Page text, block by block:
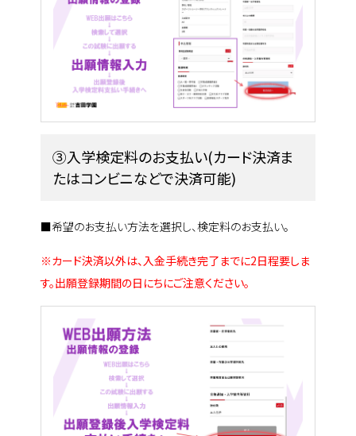
③入学検定料のお支払い(カード決済ま
たはコンビニなどで決済可能)
■希望のお支払い方法を選択し、検定料のお支払い。
※カード決済以外は、入金手続き完了までに2日程要しま
す。出願登録期間の日にちにご注意ください。